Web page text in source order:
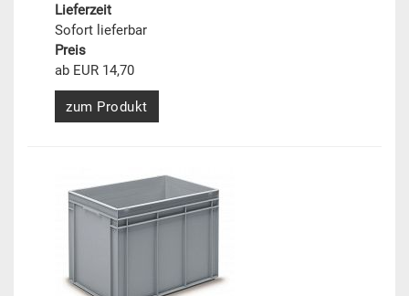
Lieferzeit
Sofort lieferbar
Preis
ab EUR 14,70
zum Produkt